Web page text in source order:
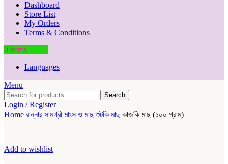
Dashboard
Store List
My Orders
Terms & Conditions
0 items
Languages
Menu
Search
Login / Register
Home রান্নার সামগ্রী মাংস ও মাছশুটকি মাছকাজকি মাছ (১০০ গ্রাম)
Add to wishlist